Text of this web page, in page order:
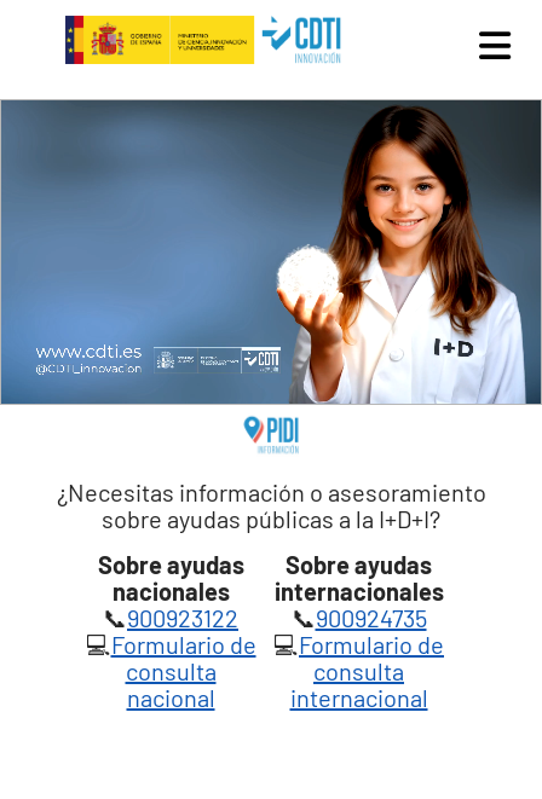
Pasar al contenido principal
¿Necesitas información o asesoramiento
sobre ayudas públicas a la I+D+I?
Sobre ayudas
nacionales
Sobre ayudas
internacionales
📞900923122 📞900924735
💻Formulario de
consulta
nacional
💻Formulario de
consulta
internacional